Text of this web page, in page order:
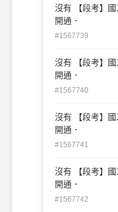
沒有 【段考】
開通．
#1567739
沒有 【段考】
開通．
#1567740
沒有 【段考】
開通．
#1567741
沒有 【段考】
開通．
#1567742